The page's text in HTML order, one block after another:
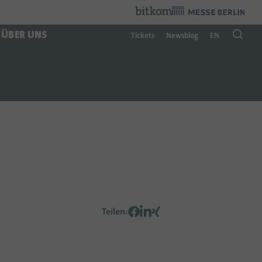
Veranstalter:
ÜBER UNS Tickets Newsblog EN
Teilen: